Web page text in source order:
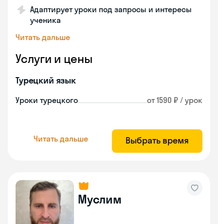
Адаптирует уроки под запросы и интересы
ученика
Читать дальше
Услуги и цены
Турецкий язык
Уроки турецкого от 1590 ₽ / урок
Читать дальше Выбрать время
Муслим